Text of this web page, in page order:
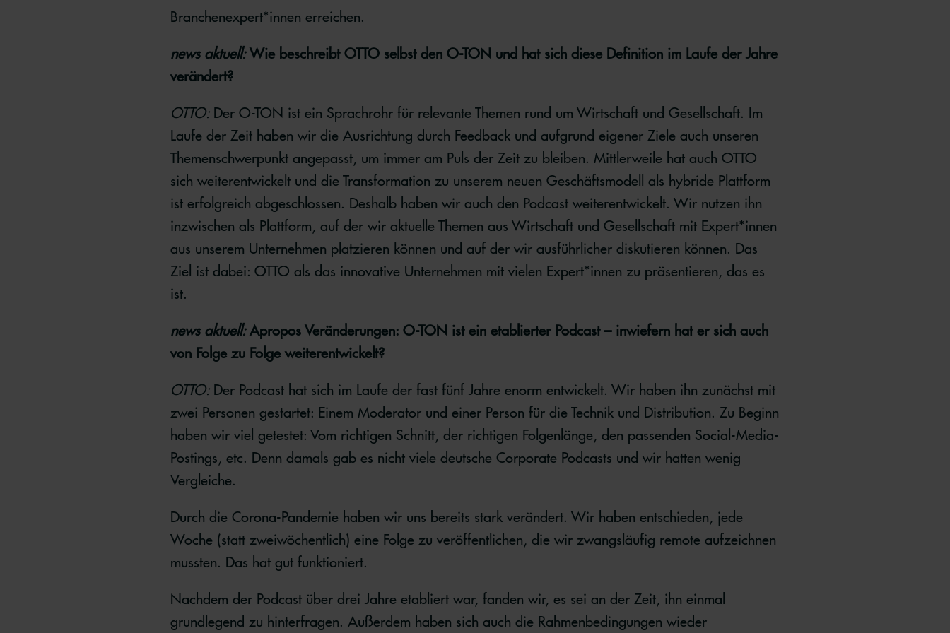
Branchenexpert*innen erreichen.
news aktuell:Wie beschreibt OTTO selbst den O-TON und hat sich diese Definition im Laufe der Jahre
verändert?
OTTO: Der O-TON ist ein Sprachrohr für relevante Themen rund um Wirtschaft und Gesellschaft. Im
Laufe der Zeit haben wir die Ausrichtung durch Feedback und aufgrund eigener Ziele auch unseren
Themenschwerpunkt angepasst, um immer am Puls der Zeit zu bleiben. Mittlerweile hat auch OTTO
sich weiterentwickelt und die Transformation zu unserem neuen Geschäftsmodell als hybride Plattform
ist erfolgreich abgeschlossen. Deshalb haben wir auch den Podcast weiterentwickelt. Wir nutzen ihn
inzwischen als Plattform, auf der wir aktuelle Themen aus Wirtschaft und Gesellschaft mit Expert*innen
aus unserem Unternehmen platzieren können und auf der wir ausführlicher diskutieren können. Das
Ziel ist dabei: OTTO als das innovative Unternehmen mit vielen Expert*innen zu präsentieren, das es
ist.
news aktuell:Apropos Veränderungen: O-TON ist ein etablierter Podcast – inwiefern hat er sich auch
von Folge zu Folge weiterentwickelt?
OTTO: Der Podcast hat sich im Laufe der fast fünf Jahre enorm entwickelt. Wir haben ihn zunächst mit
zwei Personen gestartet: Einem Moderator und einer Person für die Technik und Distribution. Zu Beginn
haben wir viel getestet: Vom richtigen Schnitt, der richtigen Folgenlänge, den passenden Social-Media-
Postings, etc. Denn damals gab es nicht viele deutsche Corporate Podcasts und wir hatten wenig
Vergleiche.
Durch die Corona-Pandemie haben wir uns bereits stark verändert. Wir haben entschieden, jede
Woche (statt zweiwöchentlich) eine Folge zu veröffentlichen, die wir zwangsläufig remote aufzeichnen
mussten. Das hat gut funktioniert.
Nachdem der Podcast über drei Jahre etabliert war, fanden wir, es sei an der Zeit, ihn einmal
grundlegend zu hinterfragen. Außerdem haben sich auch die Rahmenbedingungen wieder